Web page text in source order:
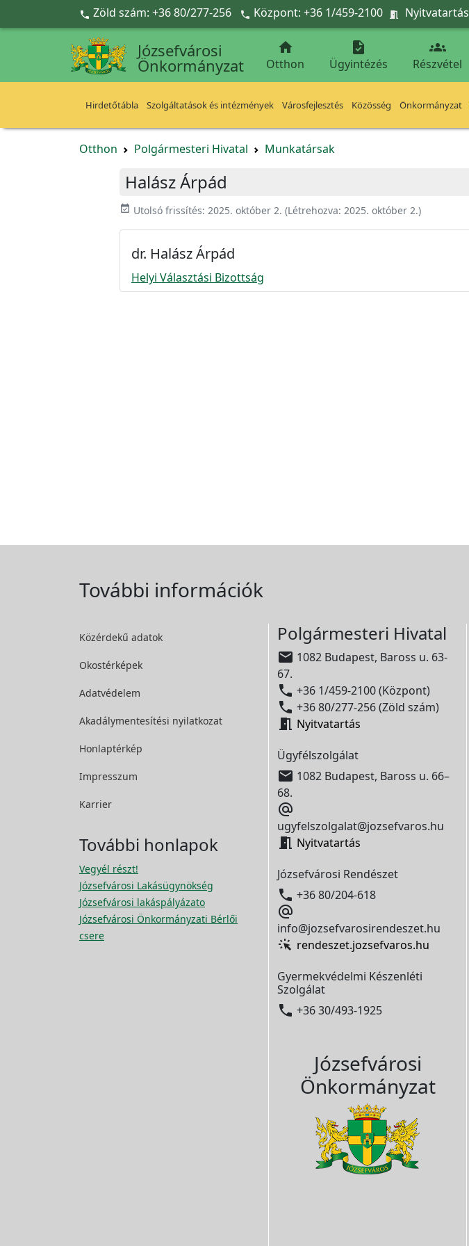
Ugrás a fő tartalomra
 Zöld szám: +36 80/277-256  Központ: +36 1/459-2100  Nyitvatartás
Józsefvárosi
Önkormányzat

Otthon

Ügyintézés

Részvétel
Hirdetőtábla Szolgáltatások és intézmények Városfejlesztés Közösség Önkormányzat
Otthon Polgármesteri Hivatal Munkatársak
Halász Árpád
event_available Utolsó frissítés: 2025. október 2. (Létrehozva: 2025. október 2.)
dr. Halász Árpád
Helyi Választási Bizottság
További információk
Közérdekű adatok
Okostérképek
Adatvédelem
Akadálymentesítési nyilatkozat
Honlaptérkép
Impresszum
Karrier
További honlapok
Vegyél részt!
Józsefvárosi Lakásügynökség
Józsefvárosi lakáspályázato
Józsefvárosi Önkormányzati Bérlői
csere
Polgármesteri Hivatal
 1082 Budapest, Baross u. 63-
67.
 +36 1/459-2100 (Központ)
 +36 80/277-256 (Zöld szám)
 Nyitvatartás
Ügyfélszolgálat
 1082 Budapest, Baross u. 66–
68.

ugyfelszolgalat@jozsefvaros.hu
 Nyitvatartás
Józsefvárosi Rendészet
 +36 80/204-618

info@jozsefvarosirendeszet.hu
rendeszet.jozsefvaros.hu
Gyermekvédelmi Készenléti
Szolgálat
 +36 30/493-1925
Józsefvárosi
Önkormányzat